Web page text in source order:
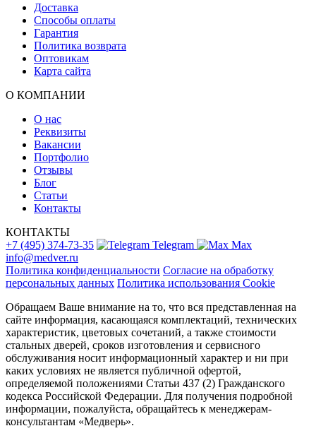
Доставка
Способы оплаты
Гарантия
Политика возврата
Оптовикам
Карта сайта
О КОМПАНИИ
О нас
Реквизиты
Вакансии
Портфолио
Отзывы
Блог
Статьи
Контакты
КОНТАКТЫ
+7 (495) 374-73-35
Telegram
Max
info@medver.ru
Политика конфиденциальности Согласие на обработку
персональных данных Политика использования Cookie
Обращаем Ваше внимание на то, что вся представленная на
сайте информация, касающаяся комплектаций, технических
характеристик, цветовых сочетаний, а также стоимости
стальных дверей, сроков изготовления и сервисного
обслуживания носит информационный характер и ни при
каких условиях не является публичной офертой,
определяемой положениями Статьи 437 (2) Гражданского
кодекса Российской Федерации. Для получения подробной
информации, пожалуйста, обращайтесь к менеджерам-
консультантам «Медверь».